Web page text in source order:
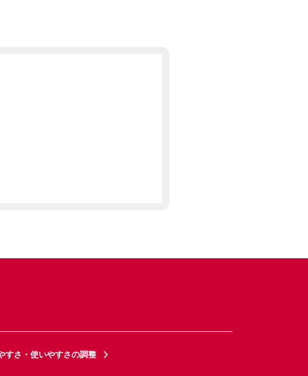
すさ・使いやすさの調整